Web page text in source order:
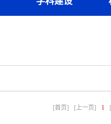
[首页] [上一页] 1